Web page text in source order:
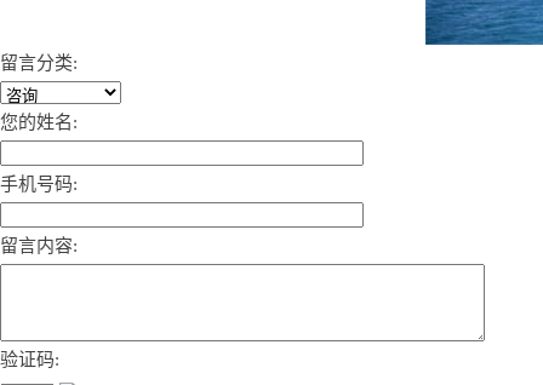
留言分类:
您的姓名:
手机号码:
留言内容:
验证码: